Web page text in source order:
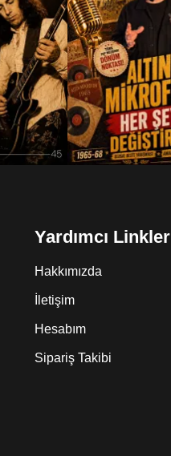
Yardımcı Linkler
Hakkımızda
İletişim
Hesabım
Sipariş Takibi